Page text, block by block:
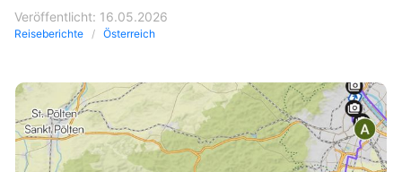
Veröffentlicht: 16.05.2026
Reiseberichte Österreich